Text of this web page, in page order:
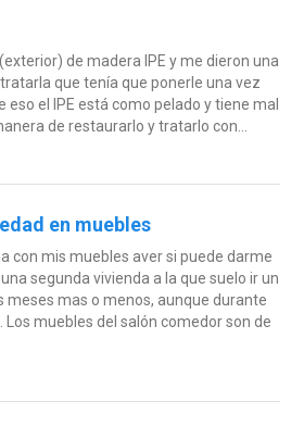
de madera IPE y me dieron una
que tenía que ponerle una vez
eso el IPE está como pelado y tiene mal
de restaurarlo y tratarlo con...
en muebles
con mis muebles aver si puede darme
segunda vivienda a la que suelo ir un
meses mas o menos, aunque durante
Los muebles del salón comedor son de